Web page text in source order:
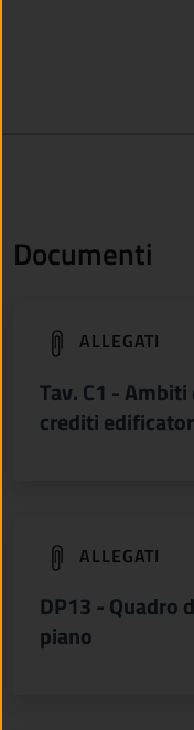
Documenti
ALLEGATI
Tav. C1 -
crediti
(apre in un'altra
ALLEGATI
DP13 - Quadro
piano
(apre in un'altra